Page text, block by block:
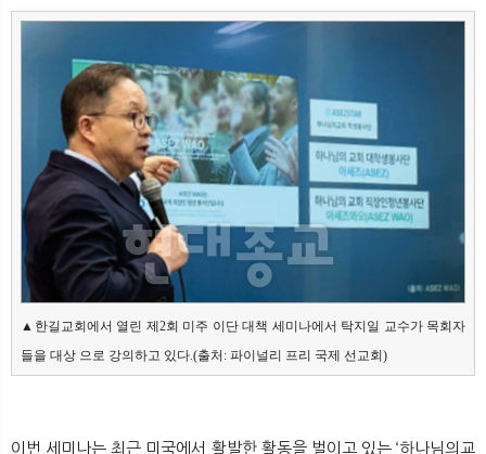
▲한길교회에서 열린 제2회 미주 이단 대책 세미나에서 탁지일 교수가 목회자
들을 대상 으로 강의하고 있다.(출처: 파이널리 프리 국제 선교회)
이번 세미나는 최근 미국에서 활발한 활동을 벌이고 있는 ‘하나님의교